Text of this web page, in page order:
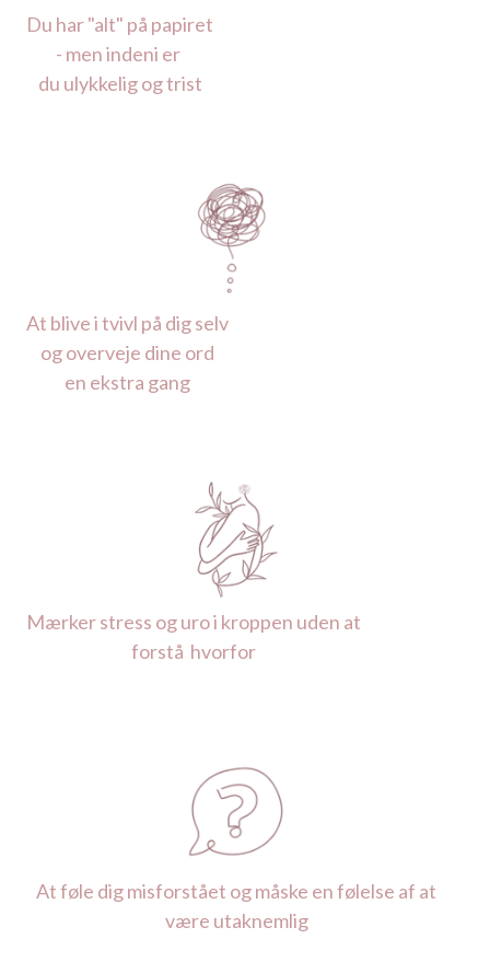
Du har "alt" på papiret
- men indeni er
du ulykkelig og trist
At blive i tvivl på dig selv
og overveje dine ord
en ekstra gang
Mærker stress og uro i kroppen uden at
forstå hvorfor
At føle dig misforstået og måske en følelse af at
være utaknemlig